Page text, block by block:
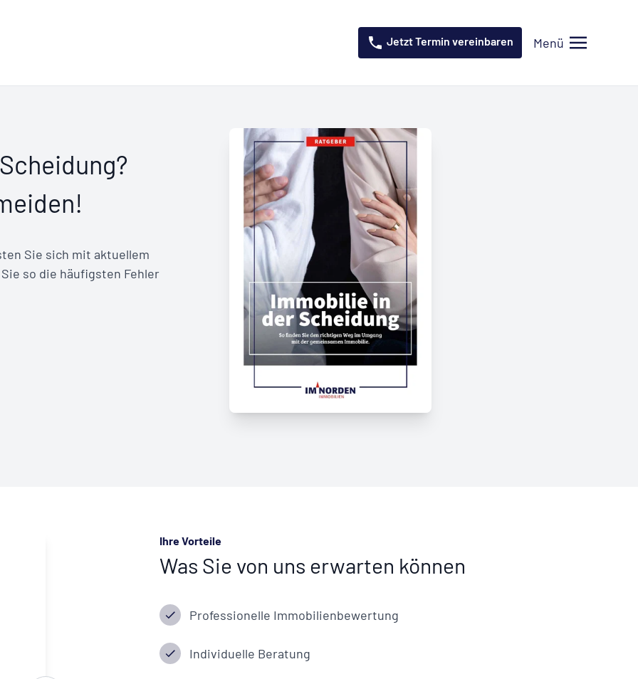
Jetzt Termin vereinbaren
Menü öffnen
Menü
Sie sich mit aktuellem
so die häufigsten Fehler
Ihre Vorteile
Was Sie von uns erwarten können
Professionelle Immobilienbewertung
Individuelle Beratung